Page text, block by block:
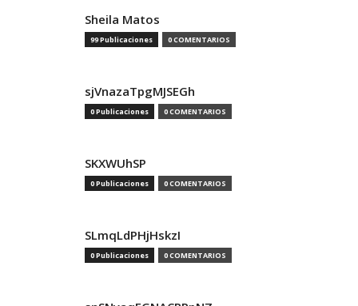
Sheila Matos
99 Publicaciones 0 COMENTARIOS
sjVnazaTpgMJSEGh
0 Publicaciones 0 COMENTARIOS
SKXWUhSP
0 Publicaciones 0 COMENTARIOS
SLmqLdPHjHskzI
0 Publicaciones 0 COMENTARIOS